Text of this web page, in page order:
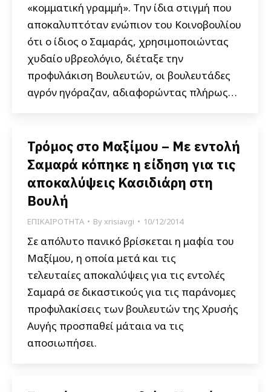
«κομματική γραμμή». Την ίδια στιγμή που
αποκαλυπτόταν ενώπιον του Κοινοβουλίου
ότι ο ίδιος ο Σαμαράς, χρησιμοποιώντας
χυδαίο υβρεολόγιο, διέταξε την
προφυλάκιση Βουλευτών, οι βουλευτάδες
αγρόν ηγόραζαν, αδιαφορώντας πλήρως…
Τρόμος στο Μαξίμου – Με εντολή
Σαμαρά κόπηκε η είδηση για τις
αποκαλύψεις Κασιδιάρη στη
Βουλή
ΕΠΙΚΑΙΡΟΤΗΤΑ Byxrisiavgi 10/12/2014
Σε απόλυτο πανικό βρίσκεται η μαφία του
Μαξίμου, η οποία μετά και τις
τελευταίες αποκαλύψεις για τις εντολές
Σαμαρά σε δικαστικούς για τις παράνομες
προφυλακίσεις των βουλευτών της Χρυσής
Αυγής προσπαθεί μάταια να τις
αποσιωπήσει.